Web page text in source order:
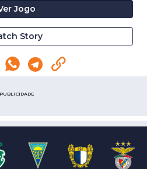
Jogo
Story
PUBLICIDADE